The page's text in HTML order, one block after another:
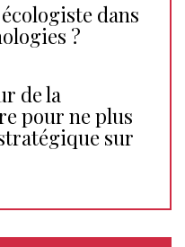
dans
?
de la
pour ne plus
sur